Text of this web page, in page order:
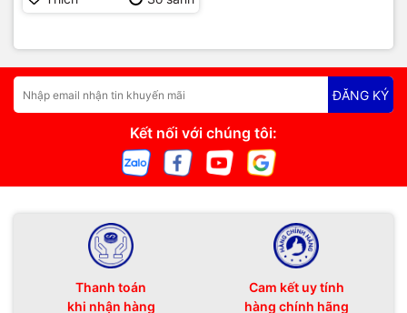
ĐĂNG KÝ
Kết nối với chúng tôi:
Thanh toán
khi nhận hàng
Cam kết uy tính
hàng chính hãng